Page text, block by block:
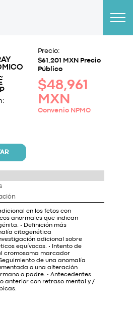
Precio:
$61,201 MXN Precio
Público
$48,961
MXN
Convenio NPMC
en los fetos con
anormales que indican
• Definición más
citogenética
adicional sobre
equívocos. • Intento de
cromosoma marcador
de una anomalía
o una alteración
o padre. • Antecedentes
anterior con retraso mental y /